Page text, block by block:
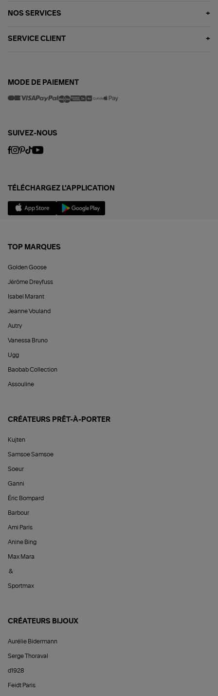
NOS SERVICES
SERVICE CLIENT
MODE DE PAIEMENT
SUIVEZ-NOUS
TÉLÉCHARGEZ L'APPLICATION
TOP MARQUES
Golden Goose
Jérôme Dreyfuss
Isabel Marant
Jeanne Vouland
Autry
Vanessa Bruno
Ugg
Baobab Collection
Assouline
CRÉATEURS PRÊT-À-PORTER
Kujten
Samsoe Samsoe
Soeur
Ganni
Éric Bompard
Barbour
Ami Paris
Anine Bing
Max Mara
&
Sportmax
CRÉATEURS BIJOUX
Aurélie Bidermann
Serge Thoraval
d1928
Feidt Paris